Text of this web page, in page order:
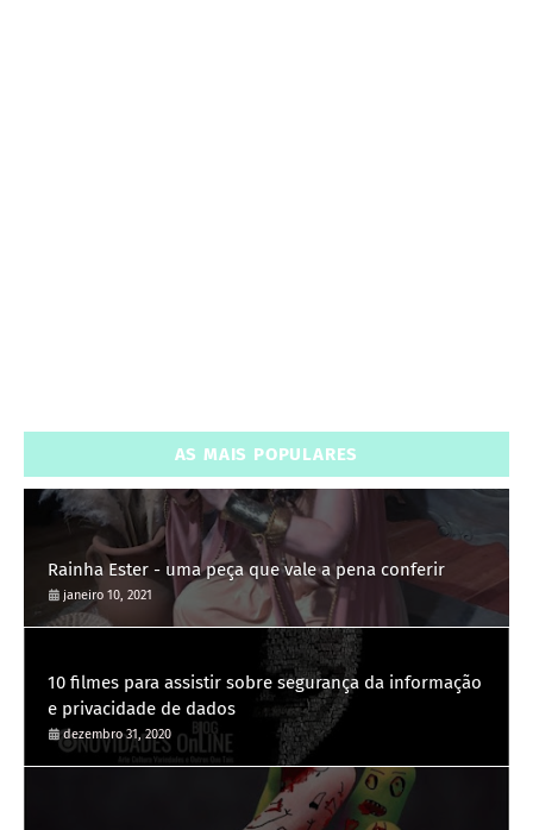
AS MAIS POPULARES
Rainha Ester - uma peça que vale a pena conferir
janeiro 10, 2021
10 filmes para assistir sobre segurança da informação
e privacidade de dados
dezembro 31, 2020